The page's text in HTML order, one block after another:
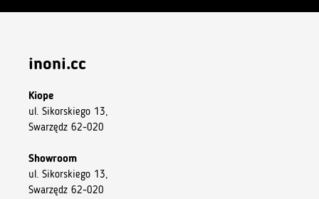
inoni.cc
Кіоре
ul. Sikorskiego 13,
Swarzędz 62-020
Showroom
ul. Sikorskiego 13,
Swarzędz 62-020